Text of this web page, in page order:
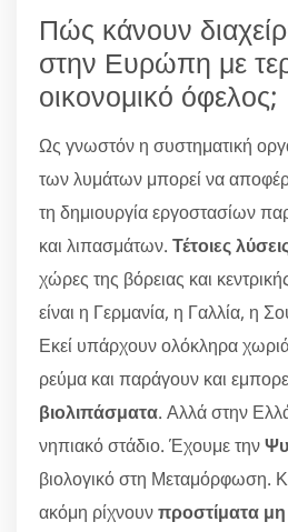
Πώς κάνουν
στην Ευρώπη με
οικονομικό όφελος;
Ως γνωστόν η συστηματική
των λυμάτων μπορεί να
τη δημιουργία εργοστασίων
και λιπασμάτων. Τέτοιες
χώρες της βόρειας και
είναι η Γερμανία, η Γαλλία, η
Εκεί υπάρχουν ολόκληρα
ρεύμα και παράγουν και
βιολιπάσματα. Αλλά στην
νηπιακό στάδιο. Έχουμε την
βιολογικό στη Μεταμόρφωση.
ακόμη ρίχνουνπροστίματα